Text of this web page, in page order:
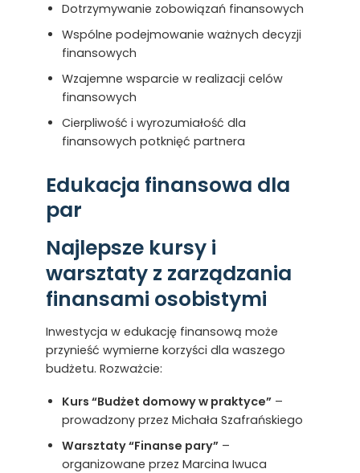
Dotrzymywanie zobowiązań finansowych
Wspólne podejmowanie ważnych decyzji
finansowych
Wzajemne wsparcie w realizacji celów
finansowych
Cierpliwość i wyrozumiałość dla
finansowych potknięć partnera
Edukacja finansowa dla
par
Najlepsze kursy i
warsztaty z zarządzania
finansami osobistymi
Inwestycja w edukację finansową może
przynieść wymierne korzyści dla waszego
budżetu. Rozważcie:
Kurs “Budżet domowy w praktyce”–
prowadzony przez Michała Szafrańskiego
Warsztaty “Finanse pary”–
organizowane przez Marcina Iwuca